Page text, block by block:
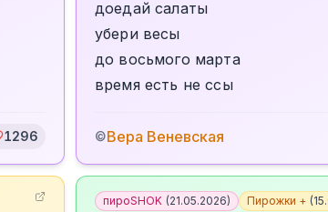
1296
доедай салаты
убери весы
до восьмого марта
время есть не ссы
©Вера Веневская
пироSHOK (21.05.2026) Пирожки + (